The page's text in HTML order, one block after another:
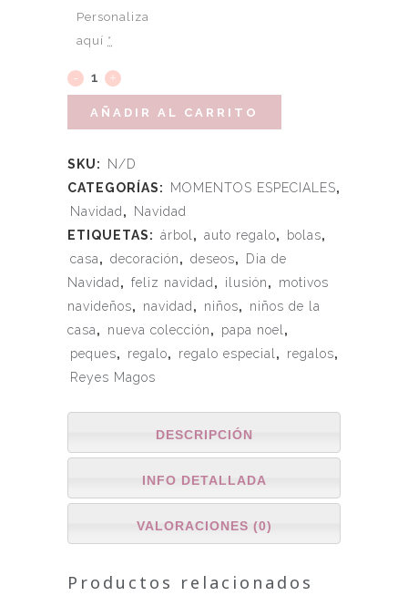
Personaliza
aquí *
AÑADIR AL CARRITO
SKU:
N/D
CATEGORÍAS:
MOMENTOS ESPECIALES,
Navidad ,
Navidad
ETIQUETAS: árbol , auto regalo, bolas,
casa, decoración, deseos,
Dia de
Navidad , feliz navidad , ilusión,
motivos
navideños, navidad , niños,
niños de la
casa, nueva colección, papa noel ,
peques, regalo, regalo especial , regalos,
Reyes Magos
DESCRIPCIÓN
INFO DETALLADA
VALORACIONES (0)
Productos relacionados